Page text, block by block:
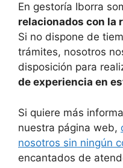
En gestoría Iborra
relacionados con la
Si no dispone de
trámites, nosotros
disposición para
de experiencia en
Si quiere más
nuestra página web,
nosotros sin ningún
encantados de